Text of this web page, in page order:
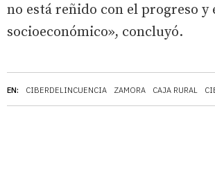
EN: CIBERDELINCUENCIA ZAMORA CAJA RURAL
no está reñido con el progreso y
socioeconómico», concluyó.